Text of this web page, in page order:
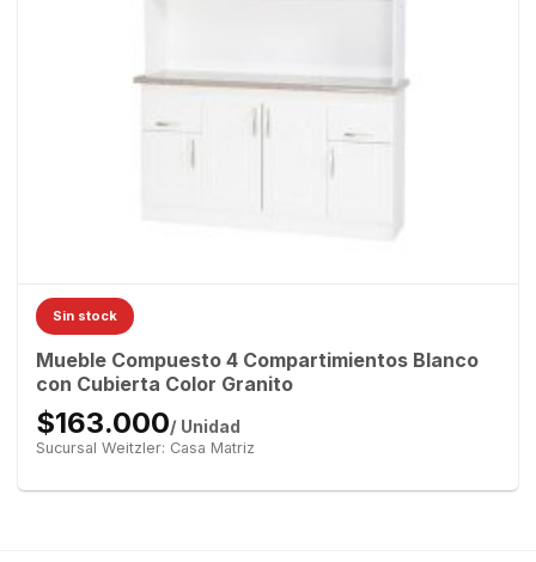
Sin stock
Mueble Compuesto 4 Compartimientos Blanco
con Cubierta Color Granito
$163.000/ Unidad
Sucursal Weitzler: Casa Matriz